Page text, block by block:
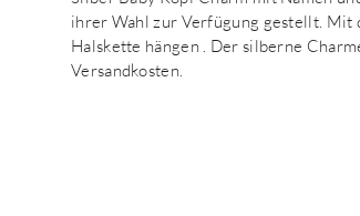
ihrer Wahl zur Verfügung gestellt. Mit
Halskette hängen . Der silberne
Versandkosten.